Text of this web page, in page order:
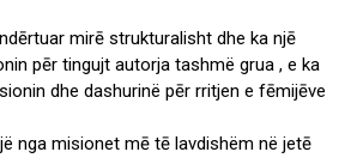
mirē strukturalisht dhe ka njē
pēr tingujt autorja tashmë grua , e ka
dhe dashurinë pēr rritjen e fēmijēve
nga misionet mē tē lavdishëm në jetē